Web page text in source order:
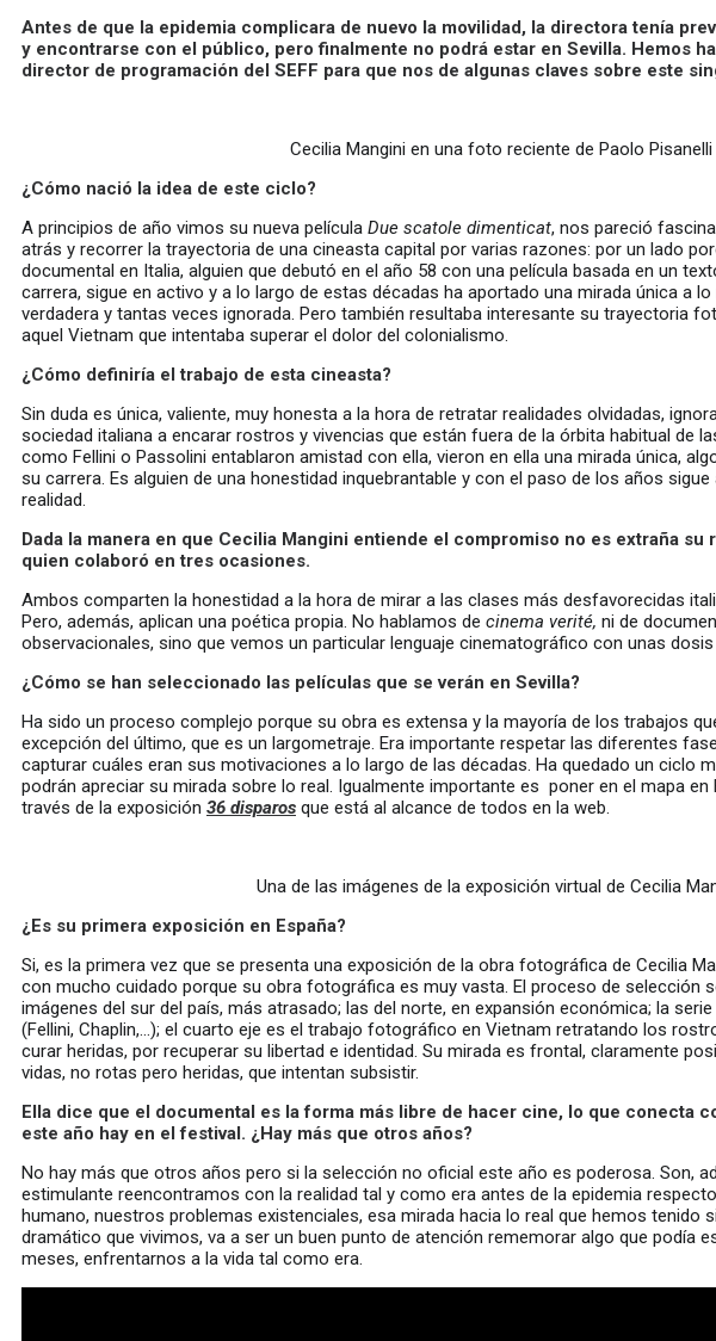
Antes de que la epidemia complicara de nuevo la movilidad, la directora tenía
y encontrarse con el público, pero finalmente no podrá estar en Sevilla. Hemos
director de programación del SEFF para que nos de algunas claves sobre este
Cecilia Mangini en una foto reciente de Paolo Pisanelli
¿Cómo nació la idea de este ciclo?
A principios de año vimos su nueva película Due scatole dimenticat, nos pareció
atrás y recorrer la trayectoria de una cineasta capital por varias razones: por un lado
documental en Italia, alguien que debutó en el año 58 con una película basada en un
carrera, sigue en activo y a lo largo de estas décadas ha aportado una mirada única a lo
verdadera y tantas veces ignorada. Pero también resultaba interesante su trayectoria
aquel Vietnam que intentaba superar el dolor del colonialismo.
¿Cómo definiría el trabajo de esta cineasta?
Sin duda es única, valiente, muy honesta a la hora de retratar realidades olvidadas,
sociedad italiana a encarar rostros y vivencias que están fuera de la órbita habitual de
como Fellini o Passolini entablaron amistad con ella, vieron en ella una mirada única,
su carrera. Es alguien de una honestidad inquebrantable y con el paso de los años
realidad.
Dada la manera en que Cecilia Mangini entiende el compromiso no es extraña su
quien colaboró en tres ocasiones.
Ambos comparten la honestidad a la hora de mirar a las clases más desfavorecidas
Pero, además, aplican una poética propia. No hablamos de cinema verité, ni de
observacionales, sino que vemos un particular lenguaje cinematográfico con unas
¿Cómo se han seleccionado las películas que se verán en Sevilla?
Ha sido un proceso complejo porque su obra es extensa y la mayoría de los trabajos
excepción del último, que es un largometraje. Era importante respetar las diferentes
capturar cuáles eran sus motivaciones a lo largo de las décadas. Ha quedado un ciclo
podrán apreciar su mirada sobre lo real. Igualmente importante es poner en el mapa
través de la exposición 36 disparos que está al alcance de todos en la web.
Una de las imágenes de la exposición virtual de Cecilia
¿Es su primera exposición en España?
Si, es la primera vez que se presenta una exposición de la obra fotográfica de Cecilia
con mucho cuidado porque su obra fotográfica es muy vasta. El proceso de selección
imágenes del sur del país, más atrasado; las del norte, en expansión económica; la
(Fellini, Chaplin,…); el cuarto eje es el trabajo fotográfico en Vietnam retratando los
curar heridas, por recuperar su libertad e identidad. Su mirada es frontal, claramente
vidas, no rotas pero heridas, que intentan subsistir.
Ella dice que el documental es la forma más libre de hacer cine, lo que conecta
este año hay en el festival. ¿Hay más que otros años?
No hay más que otros años pero si la selección no oficial este año es poderosa. Son,
estimulante reencontramos con la realidad tal y como era antes de la epidemia
humano, nuestros problemas existenciales, esa mirada hacia lo real que hemos tenido
dramático que vivimos, va a ser un buen punto de atención rememorar algo que podía
meses, enfrentarnos a la vida tal como era.